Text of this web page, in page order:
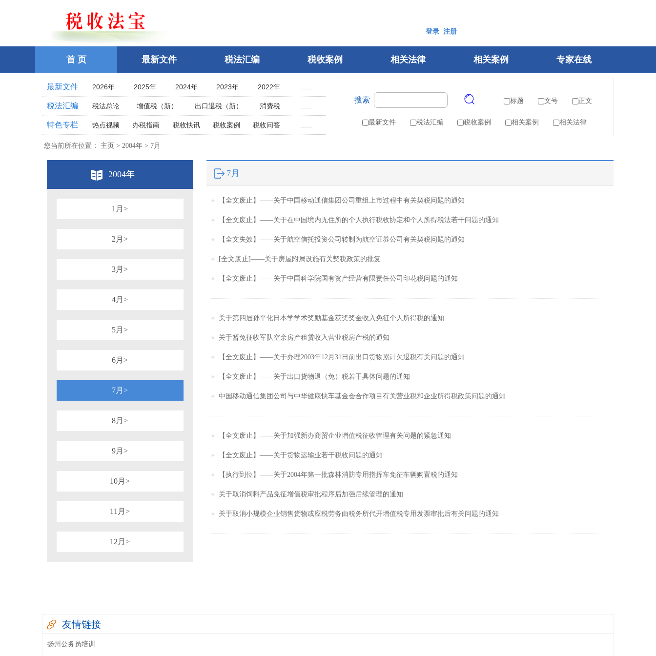
登录 注册
首 页 最新文件 税法汇编 税收案例 相关法律 相关案例 专家在线
最新文件 2026年 2025年 2024年 2023年
2022年
2021年
2020年 2019年 2018年
2017年
2016年
2015年 2014年 2013年
2012年
2011年
2010年 2009年 2008年
2007年
2006年
2005年
2001年
2000年 1999年 1998年
1997年
1996年
1995年 1993年
1991年
1990年 1989年
1983年
1982年
1954年
税法汇编 税法总论 增值税（新） 出口退税（新）
消费税
企业所得税
个人所得税 耕地占用税
土地使用税
土地增值税
房产税 契税 车辆购置税
车船税
印花税
资源税
关税法
税收立法(规章、文件、批复）
税务行政公开
税务强制措施、强制执行
涉税专业服务
可持续披露准则
政府会计准则
重点行业税收政策汇编
特色专栏 热点视频 办税指南 税收快讯 税收案例
税收问答
全国统一规范电子税务局
自然人电子税务局
搜索 标题 文号 正文
最新文件 税法汇编 税收案例 相关案例 相关法律
您当前所在位置： 主页 > 2004年 > 7月
2004年
1月>
2月>
3月>
4月>
5月>
6月>
7月>
8月>
9月>
10月>
11月>
12月>
7月
【全文废止】——关于中国移动通信集团公司重组上市过程中有关契税问题的通知
【全文废止】——关于在中国境内无住所的个人执行税收协定和个人所得税法若干问题的通知
【全文失效】——关于航空信托投资公司转制为航空证券公司有关契税问题的通知
[全文废止]——关于房屋附属设施有关契税政策的批复
【全文废止】——关于中国科学院国有资产经营有限责任公司印花税问题的通知
关于第四届孙平化日本学学术奖励基金获奖奖金收入免征个人所得税的通知
关于暂免征收军队空余房产租赁收入营业税房产税的通知
【全文废止】——关于办理2003年12月31日前出口货物累计欠退税有关问题的通知
【全文废止】——关于出口货物退（免）税若干具体问题的通知
中国移动通信集团公司与中华健康快车基金会合作项目有关营业税和企业所得税政策问题的通知
【全文废止】——关于加强新办商贸企业增值税征收管理有关问题的紧急通知
【全文废止】——关于货物运输业若干税收问题的通知
【执行到位】——关于2004年第一批森林消防专用指挥车免征车辆购置税的通知
关于取消饲料产品免征增值税审批程序后加强后续管理的通知
关于取消小规模企业销售货物或应税劳务由税务所代开增值税专用发票审批后有关问题的通知
友情链接
扬州公务员培训